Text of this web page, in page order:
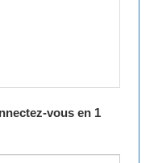
vous en 1